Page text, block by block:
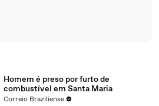
Homem é preso por furto de
combustível em Santa Maria
Correio Braziliense